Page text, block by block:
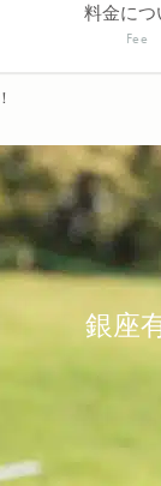
料金につ
Fee
銀座